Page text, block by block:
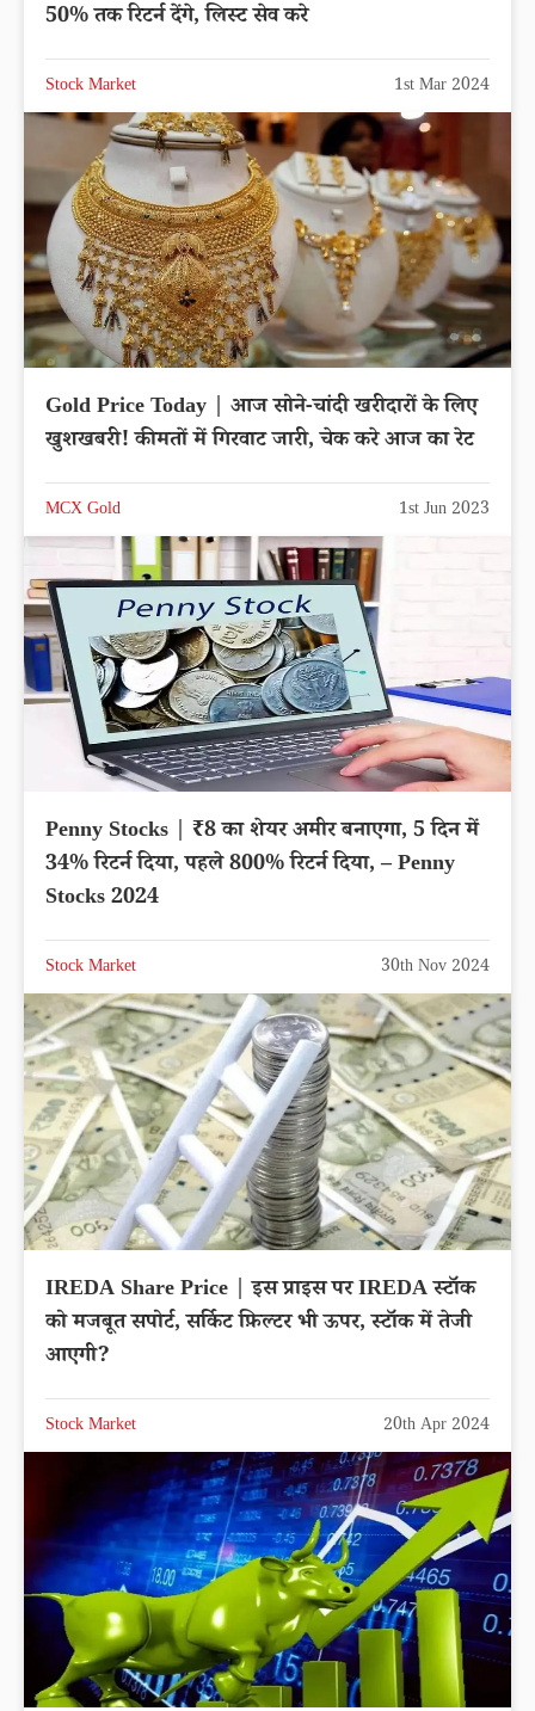
50% तक रिटर्न देंगे, लिस्ट सेव करे
Stock Market 1st Mar 2024
Gold Price Today | आज सोने-चांदी खरीदारों के लिए
खुशखबरी! कीमतों में गिरवाट जारी, चेक करे आज का रेट
MCX Gold 1st Jun 2023
Penny Stocks | ₹8 का शेयर अमीर बनाएगा, 5 दिन में
34% रिटर्न दिया, पहले 800% रिटर्न दिया, – Penny
Stocks 2024
Stock Market 30th Nov 2024
IREDA Share Price | इस प्राइस पर IREDA स्टॉक
को मजबूत सपोर्ट, सर्किट फ़िल्टर भी ऊपर, स्टॉक में तेजी
आएगी?
Stock Market 20th Apr 2024